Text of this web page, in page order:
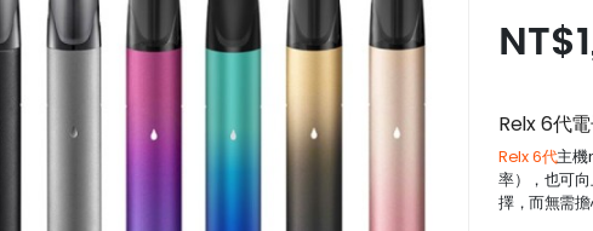
Relx 6代
Relx 6代主機
率），也可
擇，而無需擔